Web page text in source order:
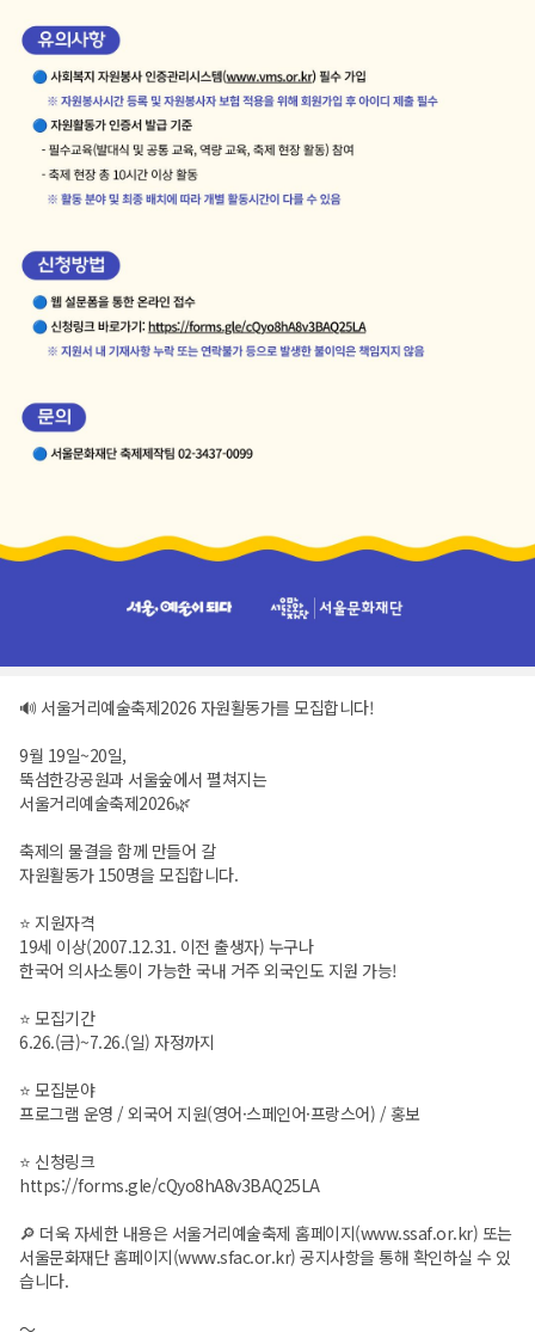
🔊 서울거리예술축제2026 자원활동가를 모집합니다!
9월 19일~20일,
뚝섬한강공원과 서울숲에서 펼쳐지는
서울거리예술축제2026🌿
축제의 물결을 함께 만들어 갈
자원활동가 150명을 모집합니다.
⭐️ 지원자격
19세 이상(2007.12.31. 이전 출생자) 누구나
한국어 의사소통이 가능한 국내 거주 외국인도 지원 가능!
⭐️ 모집기간
6.26.(금)~7.26.(일) 자정까지
⭐️ 모집분야
프로그램 운영 / 외국어 지원(영어·스페인어·프랑스어) / 홍보
⭐️ 신청링크
https://forms.gle/cQyo8hA8v3BAQ25LA
🔎 더욱 자세한 내용은 서울거리예술축제 홈페이지(www.ssaf.or.kr) 또는
서울문화재단 홈페이지(www.sfac.or.kr) 공지사항을 통해 확인하실 수 있
습니다.